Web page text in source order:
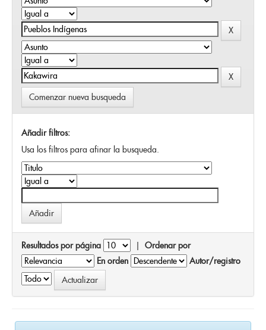
Comenzar nueva busqueda
Añadir filtros:
Usa los filtros para afinar la busqueda.
Resultados por página | Ordenar por
En orden
Autor/registro